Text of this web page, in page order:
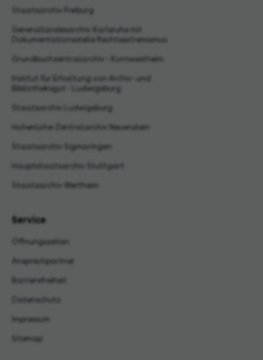
Staatsarchiv Freiburg
Generallandesarchiv Karlsruhe mit
Dokumentationsstelle Rechtsextremismus
Grundbuchzentralarchiv - Kornwestheim
Institut für Erhaltung von Archiv- und
Bibliotheksgut - Ludwigsburg
Staatsarchiv Ludwigsburg
Hohenlohe-Zentralarchiv Neuenstein
Staatsarchiv Sigmaringen
Hauptstaatsarchiv Stuttgart
Staatsarchiv Wertheim
Service
Öffnungszeiten
Ansprechpartner
Barrierefreiheit
Datenschutz
Impressum
Sitemap